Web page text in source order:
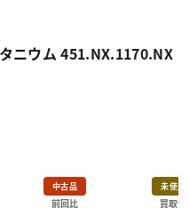
ニウム 451.NX.1170.NX
中古品
前回比
未使用
買取価